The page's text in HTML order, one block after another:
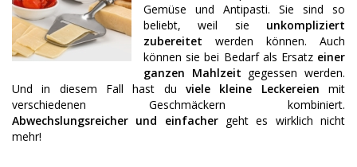
Gemüse und Antipasti. Sie sind so
beliebt, weil sie unkompliziert
zubereitet werden können. Auch
können sie bei Bedarf als Ersatz einer
ganzen Mahlzeit gegessen werden.
Und in diesem Fall hast du viele kleine Leckereien mit
verschiedenen Geschmäckern kombiniert.
Abwechslungsreicher und einfachergeht es wirklich nicht
mehr!